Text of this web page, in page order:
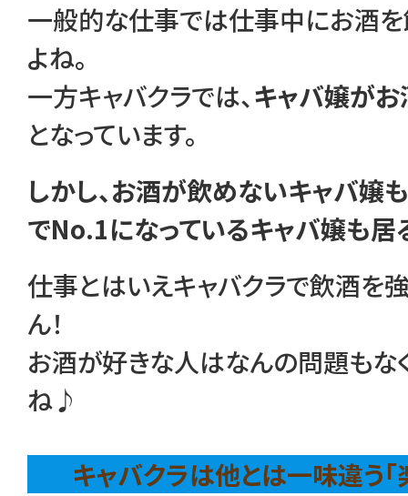
一般的な仕事では仕事中にお酒
よね。
一方キャバクラでは、キャバ嬢が
となっています。
しかし、お酒が飲めないキャバ嬢
でNo.1になっているキャバ嬢も
仕事とはいえキャバクラで飲酒を
ん！
お酒が好きな人はなんの問題もな
ね♪
キャバクラは他とは一味違う